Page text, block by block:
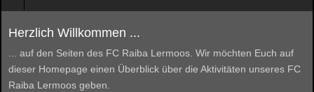
Herzlich Willkommen ...
... auf den Seiten des FC Raiba Lermoos. Wir möchten Euch auf
dieser Homepage einen Überblick über die Aktivitäten unseres FC
Raiba Lermoos geben.